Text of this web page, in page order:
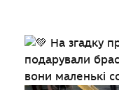
На згадку
подарували
вони маленькі